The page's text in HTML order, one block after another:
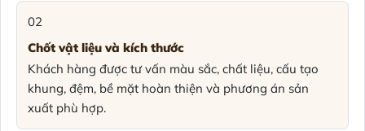
02
Chốt vật liệu và kích thước
Khách hàng được tư vấn màu sắc, chất liệu, cấu tạo
khung, đệm, bề mặt hoàn thiện và phương án sản
xuất phù hợp.